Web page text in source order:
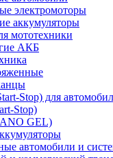
электромоторы
аккумуляторы
мототехники
АКБ
Stop) для
Stop)
GEL)
автомобили и